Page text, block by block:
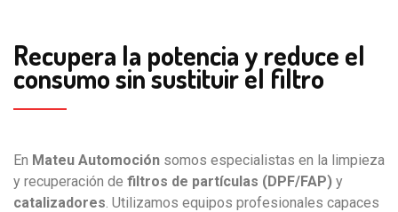
Recupera la potencia y reduce el
consumo sin sustituir el filtro
En Mateu Automoción somos especialistas en la limpieza
y recuperación de filtros de partículas (DPF/FAP) y
catalizadores. Utilizamos equipos profesionales capaces